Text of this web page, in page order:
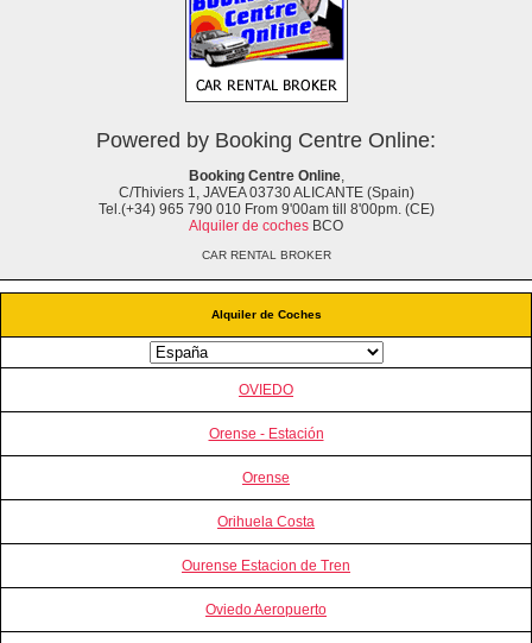
Alquiler de Coches
OVIEDO
Orense - Estación
Orense
Orihuela Costa
Ourense Estacion de Tren
Oviedo Aeropuerto
Powered by Booking Centre Online:
Booking Centre Online,
C/Thiviers 1, JAVEA 03730 ALICANTE (Spain)
Tel.(+34) 965 790 010 From 9'00am till 8'00pm. (CE)
Alquiler de coches BCO
CAR RENTAL BROKER